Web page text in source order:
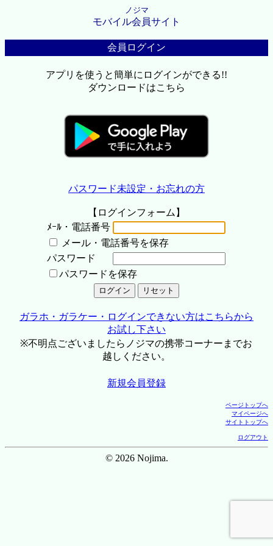
ノジマ
モバイル会員サイト
会員ログイン
アプリを使うと簡単にログインができる!!
ダウンロードはこちら
パスワード未設定・お忘れの方
【ログインフォーム】
ﾒｰﾙ・電話番号
メール・電話番号を保存
パスワード
パスワードを保存
ガラホ・ガラケー・ログインできない方はこちらから
お試し下さい
※不明点ございましたらノジマの携帯コーナーまでお
越しください。
新規会員登録
ページトップへ
マイページへ
サイトトップへ
ログアウト
© 2026 Nojima.